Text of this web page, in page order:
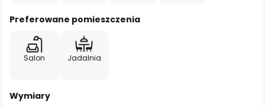
Preferowane pomieszczenia
Salon Jadalnia
Wymiary